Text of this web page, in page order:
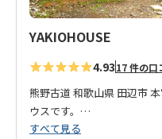
YAKIOHOUSE
4.9317 件の口
熊野古道 和歌山県 田辺市
ウスです。
すべて見る